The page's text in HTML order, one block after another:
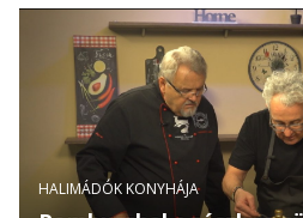
HALIMÁDÓK KONYHÁJA